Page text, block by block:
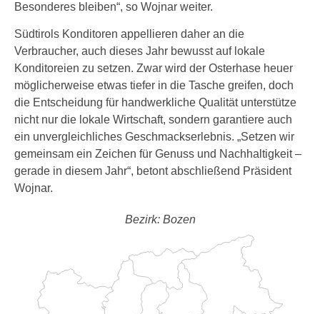
Besonderes bleiben“, so Wojnar weiter.
Südtirols Konditoren appellieren daher an die
Verbraucher, auch dieses Jahr bewusst auf lokale
Konditoreien zu setzen. Zwar wird der Osterhase heuer
möglicherweise etwas tiefer in die Tasche greifen, doch
die Entscheidung für handwerkliche Qualität unterstütze
nicht nur die lokale Wirtschaft, sondern garantiere auch
ein unvergleichliches Geschmackserlebnis. „Setzen wir
gemeinsam ein Zeichen für Genuss und Nachhaltigkeit –
gerade in diesem Jahr“, betont abschließend Präsident
Wojnar.
Bezirk: Bozen